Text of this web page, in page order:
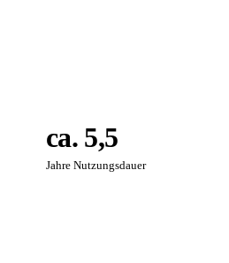
ca. 5,5
Jahre Nutzungsdauer